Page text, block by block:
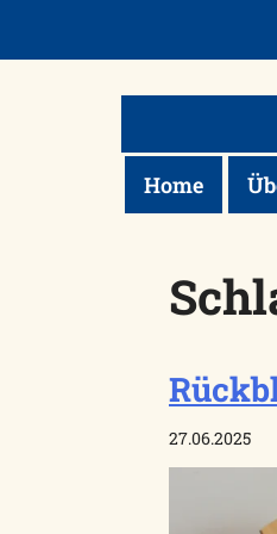
Home
27.06.2025